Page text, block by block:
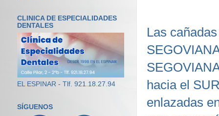
Las
hacia el
enlazadas
CLINICA DE ESPECIALIDADES
DENTALES
EL ESPINAR - Tlf. 921.18.27.94
SÍGUENOS